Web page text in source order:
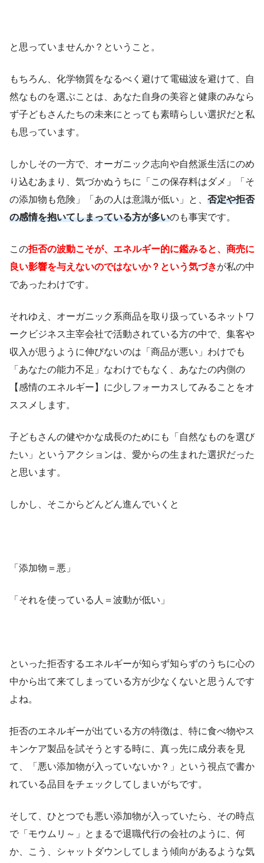
と思っていませんか？ということ。
もちろん、化学物質をなるべく避けて電磁波を避けて、自
然なものを選ぶことは、あなた自身の美容と健康のみなら
ず子どもさんたちの未来にとっても素晴らしい選択だと私
も思っています。
しかしその一方で、オーガニック志向や自然派生活にのめ
り込むあまり、気づかぬうちに「この保存料はダメ」「そ
の添加物も危険」「あの人は意識が低い」と、 否定や拒否
の感情を抱いてしまっている方が多いのも事実です。
この拒否の波動こそが、エネルギー的に鑑みると、商売に
良い影響を与えないのではないか？という気づきが私の中
であったわけです。
それゆえ、オーガニック系商品を取り扱っているネットワ
ークビジネス主宰会社で活動されている方の中で、集客や
収入が思うように伸びないのは「商品が悪い」わけでも
「あなたの能力不足」なわけでもなく、あなたの内側の
【感情のエネルギー】に少しフォーカスしてみることをオ
ススメします。
子どもさんの健やかな成長のためにも「自然なものを選び
たい」というアクションは、愛からの生まれた選択だった
と思います。
しかし、そこからどんどん進んでいくと
「添加物＝悪」
「それを使っている人＝波動が低い」
といった拒否するエネルギーが知らず知らずのうちに心の
中から出て来てしまっている方が少なくないと思うんです
よね。
拒否のエネルギーが出ている方の特徴は、特に食べ物やス
キンケア製品を試そうとする時に、真っ先に成分表を見
て、「悪い添加物が入っていないか？」という視点で書か
れている品目をチェックしてしまいがちです。
そして、ひとつでも悪い添加物が入っていたら、その時点
で「モウムリ～」とまるで退職代行の会社のように、何
か、こう、シャットダウンしてしまう傾向があるような気